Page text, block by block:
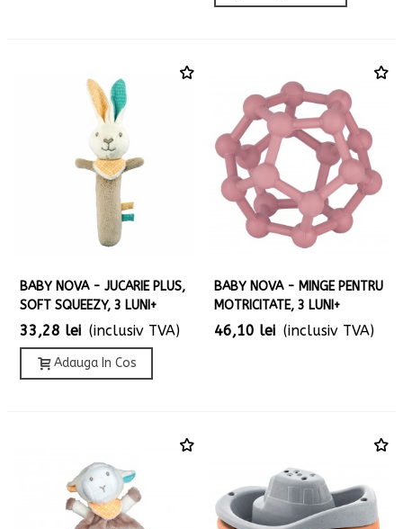
BABY NOVA - JUCARIE PLUS,
SOFT SQUEEZY, 3 LUNI+
33,28 lei (inclusiv TVA)
Adauga In Cos
BABY NOVA - MINGE PENTRU
MOTRICITATE, 3 LUNI+
46,10 lei (inclusiv TVA)